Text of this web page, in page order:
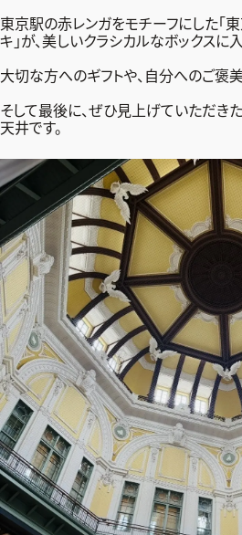
東京駅の赤レンガをモチーフにした「
キ」が、美しいクラシカルなボックスに
大切な方へのギフトや、自分へのご褒
そして最後に、ぜひ見上げていただき
天井です。